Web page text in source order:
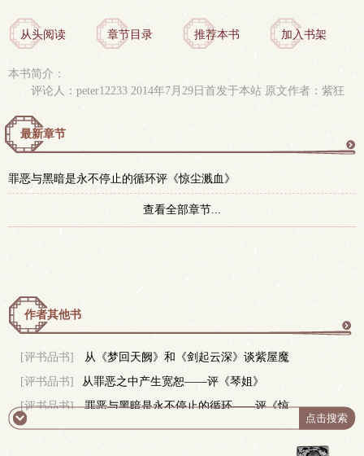
从头阅读 章节目录 推荐本书 加入书架
本书简介：
评论人：peter12233 2014年7月29日首发于本站 原文作者：紫狂
最新章节
罪恶与黑暗是永不停止的循环评《惊尘溅血》
查看全部章节...
作者其他书
[评书品书]
从《梦回天阙》和《剑起云深》谈紫屋魔
恋的写作风格
[评书品书]
从罪恶之中产生宽恕——评《琴姐》
[评书品书]
罪恶与黑暗是永不停止的循环——评《惊
尘溅血》